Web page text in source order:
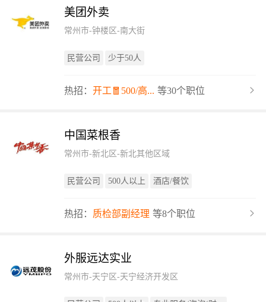
美团外卖
常州市-钟楼区-南大街
民营公司 少于50人
热招： 开工🧧500/高... 等30个职位
中国菜根香
常州市-新北区-新北其他区域
民营公司 500人以上 酒店/餐饮
热招： 质检部副经理 等8个职位
外服远达实业
常州市-天宁区-天宁经济开发区